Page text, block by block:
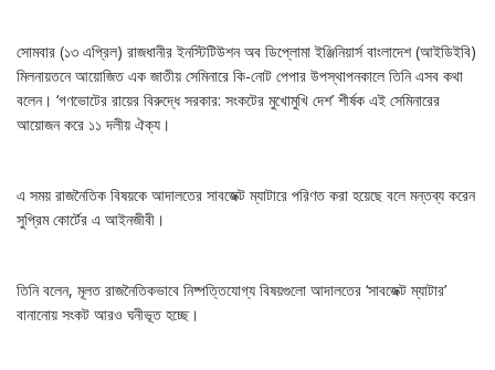
সোমবার (১৩ এপ্রিল) রাজধানীর ইনস্টিটিউশন অব ডিপ্লোমা ইঞ্জিনিয়ার্স বাংলাদেশ (আইডিইবি)
মিলনায়তনে আয়োজিত এক জাতীয় সেমিনারে কি-নোট পেপার উপস্থাপনকালে তিনি এসব কথা
বলেন। ‘গণভোটের রায়ের বিরুদ্ধে সরকার: সংকটের মুখোমুখি দেশ’ শীর্ষক এই সেমিনারের
আয়োজন করে ১১ দলীয় ঐক্য।
এ সময় রাজনৈতিক বিষয়কে আদালতের সাবজেক্ট ম্যাটারে পরিণত করা হয়েছে বলে মন্তব্য করেন
সুপ্রিম কোর্টের এ আইনজীবী।
তিনি বলেন, মূলত রাজনৈতিকভাবে নিষ্পত্তিযোগ্য বিষয়গুলো আদালতের ‘সাবজেক্ট ম্যাটার’
বানানোয় সংকট আরও ঘনীভূত হচ্ছে।